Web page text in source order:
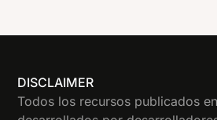
DISCLAIMER
Todos los recursos publicados